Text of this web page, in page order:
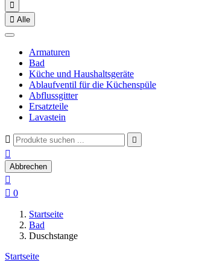

 Alle
Armaturen
Bad
Küche und Haushaltsgeräte
Ablaufventil für die Küchenspüle
Abflussgitter
Ersatzteile
Lavastein
 

Abbrechen

 0
Startseite
Bad
Duschstange
Startseite